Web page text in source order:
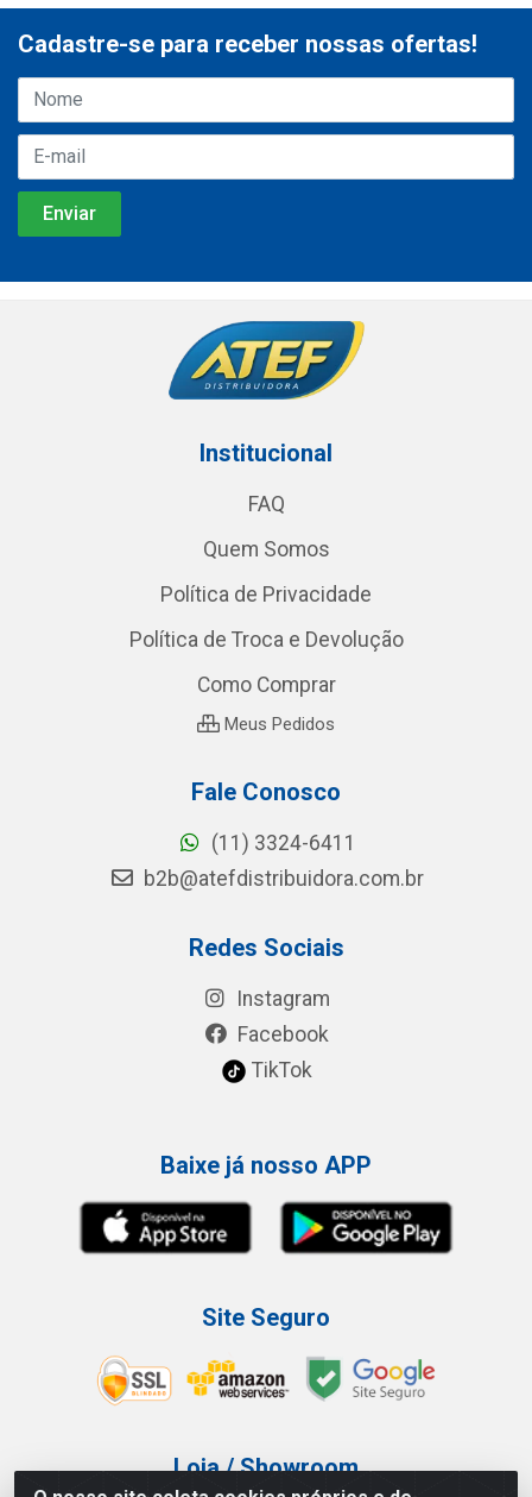
Cadastre-se para receber nossas ofertas!
Institucional
FAQ
Quem Somos
Política de Privacidade
Política de Troca e Devolução
Como Comprar
Meus Pedidos
Fale Conosco
(11) 3324-6411
b2b@atefdistribuidora.com.br
Redes Sociais
Instagram
Facebook
TikTok
Baixe já nosso APP
Site Seguro
Loja / Showroom